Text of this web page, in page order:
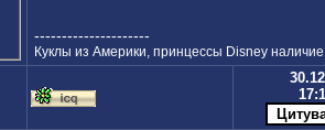
---------------------
Куклы из Америки, принцессы Disney наличие